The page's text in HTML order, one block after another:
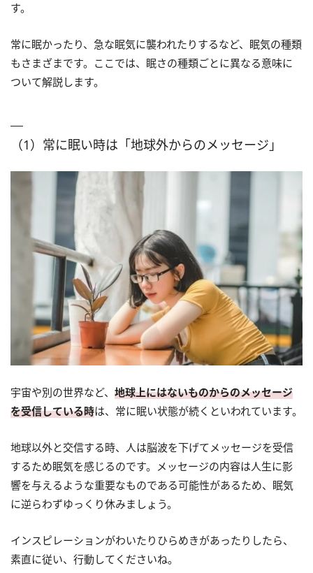
す。
常に眠かったり、急な眠気に襲われたりするなど、眠気の種類
もさまざまです。ここでは、眠さの種類ごとに異なる意味に
ついて解説します。
（1）常に眠い時は「地球外からのメッセージ」
宇宙や別の世界など、 地球上にはないものからのメッセージ
を受信している時は、常に眠い状態が続くといわれています。
地球以外と交信する時、人は脳波を下げてメッセージを受信
するため眠気を感じるのです。メッセージの内容は人生に影
響を与えるような重要なものである可能性があるため、眠気
に逆らわずゆっくり休みましょう。
インスピレーションがわいたりひらめきがあったりしたら、
素直に従い、行動してくださいね。